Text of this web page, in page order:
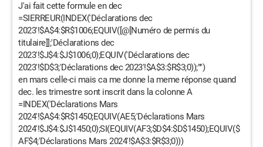
J'ai fait cette formule en dec
=SIERREUR(INDEX('Déclarations dec
2023'!$A$4:$R$1006;EQUIV([@[Numéro de permis du
titulaire]];'Déclarations dec
2023'!$J$4:$J$1006;0);EQUIV('Déclarations dec
2023'!$D$3;'Déclarations dec 2023'!$A$3:$R$3;0));"")
en mars celle-ci mais ca me donne la meme réponse quand
dec. les trimestre sont inscrit dans la colonne A
=INDEX('Déclarations Mars
2024'!$A$4:$R$1450;EQUIV(AE5;'Déclarations Mars
2024'!$J$4:$J$1450;0);SI(EQUIV(AF3;$D$4:$D$1450);EQUIV($
AF$4;'Déclarations Mars 2024'!$A$3:$R$3;0)))